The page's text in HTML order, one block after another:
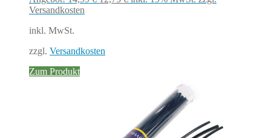
Versandkosten
inkl. MwSt.
zzgl. Versandkosten
Zum Produkt